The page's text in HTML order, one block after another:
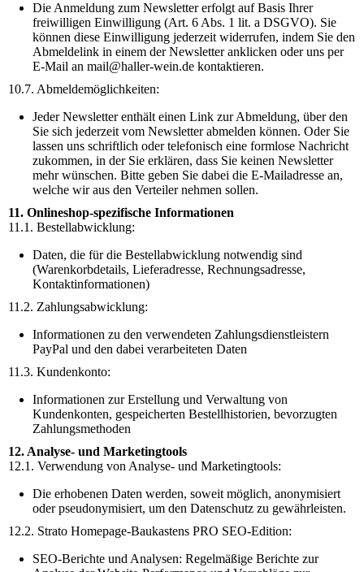
Die Anmeldung zum Newsletter erfolgt auf Basis Ihrer
freiwilligen Einwilligung (Art. 6 Abs. 1 lit. a DSGVO). Sie
können diese Einwilligung jederzeit widerrufen, indem Sie den
Abmeldelink in einem der Newsletter anklicken oder uns per
E-Mail an mail@haller-wein.de kontaktieren.
10.7. Abmeldemöglichkeiten:
Jeder Newsletter enthält einen Link zur Abmeldung, über den
Sie sich jederzeit vom Newsletter abmelden können. Oder Sie
lassen uns schriftlich oder telefonisch eine formlose Nachricht
zukommen, in der Sie erklären, dass Sie keinen Newsletter
mehr wünschen. Bitte geben Sie dabei die E-Mailadresse an,
welche wir aus den Verteiler nehmen sollen.
11. Onlineshop-spezifische Informationen
11.1. Bestellabwicklung:
Daten, die für die Bestellabwicklung notwendig sind
(Warenkorbdetails, Lieferadresse, Rechnungsadresse,
Kontaktinformationen)
11.2. Zahlungsabwicklung:
Informationen zu den verwendeten Zahlungsdienstleistern
PayPal und den dabei verarbeiteten Daten
11.3. Kundenkonto:
Informationen zur Erstellung und Verwaltung von
Kundenkonten, gespeicherten Bestellhistorien, bevorzugten
Zahlungsmethoden
12. Analyse- und Marketingtools
12.1. Verwendung von Analyse- und Marketingtools:
Die erhobenen Daten werden, soweit möglich, anonymisiert
oder pseudonymisiert, um den Datenschutz zu gewährleisten.
12.2. Strato Homepage-Baukastens PRO SEO-Edition:
SEO-Berichte und Analysen: Regelmäßige Berichte zur